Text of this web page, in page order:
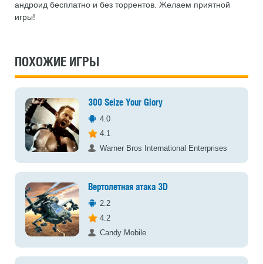
андроид бесплатно и без торрентов. Желаем приятной
игры!
ПОХОЖИЕ ИГРЫ
300 Seize Your Glory
4.0
4.1
Warner Bros International Enterprises
Вертолетная атака 3D
2.2
4.2
Candy Mobile